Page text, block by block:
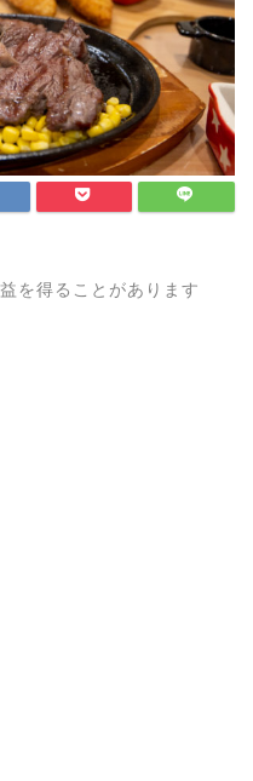
を得ることがあります